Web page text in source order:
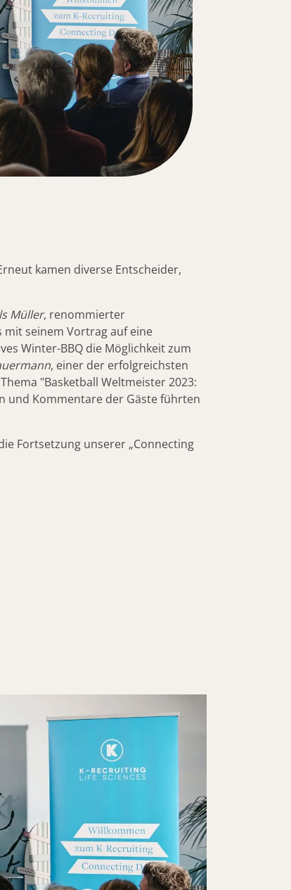
kamen diverse Entscheider,
Müller, renommierter
seinem Vortrag auf eine
Winter-BBQ die Möglichkeit zum
, einer der erfolgreichsten
"Basketball Weltmeister 2023:
und Kommentare der Gäste führten
Fortsetzung unserer „Connecting